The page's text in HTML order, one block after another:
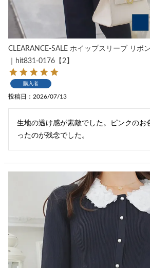
CLEARANCE-SALE ホイップスリーブ リボ
｜hit831-0176【2】
購入者
投稿日 2026/07/13
生地の透け感が素敵でした。ピンクのお
ったのが残念でした。